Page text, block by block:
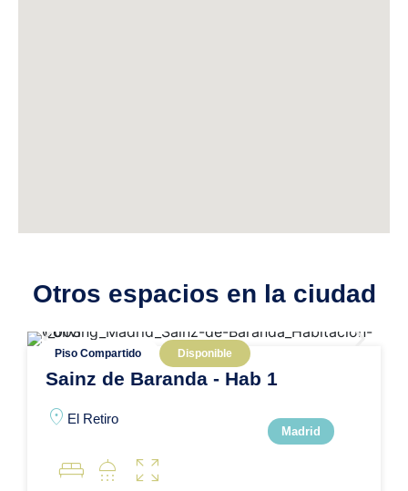
Otros espacios en la ciudad
Piso Compartido Disponible
Sainz de Baranda - Hab 1
location_on El Retiro
Madrid
king_bed shower zoom_out_map